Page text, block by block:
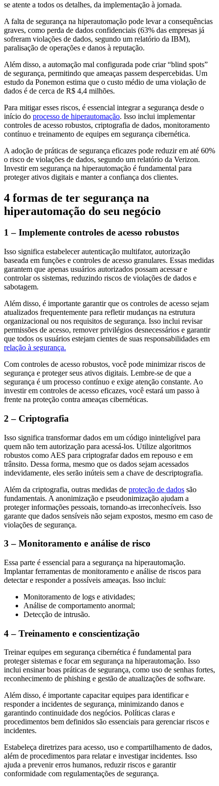
se atente a todos os detalhes, da implementação à jornada.
A falta de segurança na hiperautomação pode levar a consequências
graves, como perda de dados confidenciais (63% das empresas já
sofreram violações de dados, segundo um relatório da IBM),
paralisação de operações e danos à reputação.
Além disso, a automação mal configurada pode criar “blind spots”
de segurança, permitindo que ameaças passem despercebidas. Um
estudo da Ponemon estima que o custo médio de uma violação de
dados é de cerca de R$ 4,4 milhões.
Para mitigar esses riscos, é essencial integrar a segurança desde o
início do processo de hiperautomação. Isso inclui implementar
controles de acesso robustos, criptografia de dados, monitoramento
contínuo e treinamento de equipes em segurança cibernética.
A adoção de práticas de segurança eficazes pode reduzir em até 60%
o risco de violações de dados, segundo um relatório da Verizon.
Investir em segurança na hiperautomação é fundamental para
proteger ativos digitais e manter a confiança dos clientes.
4 formas de ter segurança na
hiperautomação do seu negócio
1 – Implemente controles de acesso robustos
Isso significa estabelecer autenticação multifator, autorização
baseada em funções e controles de acesso granulares. Essas medidas
garantem que apenas usuários autorizados possam acessar e
controlar os sistemas, reduzindo riscos de violações de dados e
sabotagem.
Além disso, é importante garantir que os controles de acesso sejam
atualizados frequentemente para refletir mudanças na estrutura
organizacional ou nos requisitos de segurança. Isso inclui revisar
permissões de acesso, remover privilégios desnecessários e garantir
que todos os usuários estejam cientes de suas responsabilidades em
relação à segurança.
Com controles de acesso robustos, você pode minimizar riscos de
segurança e proteger seus ativos digitais. Lembre-se de que a
segurança é um processo contínuo e exige atenção constante. Ao
investir em controles de acesso eficazes, você estará um passo à
frente na proteção contra ameaças cibernéticas.
2 – Criptografia
Isso significa transformar dados em um código ininteligível para
quem não tem autorização para acessá-los. Utilize algoritmos
robustos como AES para criptografar dados em repouso e em
trânsito. Dessa forma, mesmo que os dados sejam acessados
indevidamente, eles serão inúteis sem a chave de descriptografia.
Além da criptografia, outras medidas de proteção de dados são
fundamentais. A anonimização e pseudonimização ajudam a
proteger informações pessoais, tornando-as irreconhecíveis. Isso
garante que dados sensíveis não sejam expostos, mesmo em caso de
violações de segurança.
3 – Monitoramento e análise de risco
Essa parte é essencial para a segurança na hiperautomação.
Implantar ferramentas de monitoramento e análise de riscos para
detectar e responder a possíveis ameaças. Isso inclui:
Monitoramento de logs e atividades;
Análise de comportamento anormal;
Detecção de intrusão.
4 – Treinamento e conscientização
Treinar equipes em segurança cibernética é fundamental para
proteger sistemas e focar em segurança na hiperautomação. Isso
inclui ensinar boas práticas de segurança, como uso de senhas fortes,
reconhecimento de phishing e gestão de atualizações de software.
Além disso, é importante capacitar equipes para identificar e
responder a incidentes de segurança, minimizando danos e
garantindo continuidade dos negócios. Políticas claras e
procedimentos bem definidos são essenciais para gerenciar riscos e
incidentes.
Estabeleça diretrizes para acesso, uso e compartilhamento de dados,
além de procedimentos para relatar e investigar incidentes. Isso
ajuda a prevenir erros humanos, reduzir riscos e garantir
conformidade com regulamentações de segurança.